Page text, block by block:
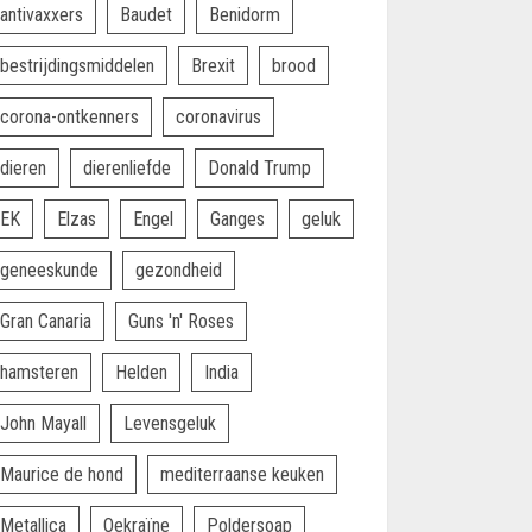
antivaxxers Baudet Benidorm
bestrijdingsmiddelen Brexit brood
corona-ontkenners coronavirus
dieren dierenliefde Donald Trump
EK Elzas Engel Ganges geluk
geneeskunde gezondheid
Gran Canaria Guns 'n' Roses
hamsteren Helden India
John Mayall Levensgeluk
Maurice de hond mediterraanse keuken
Metallica Oekraïne Poldersoap